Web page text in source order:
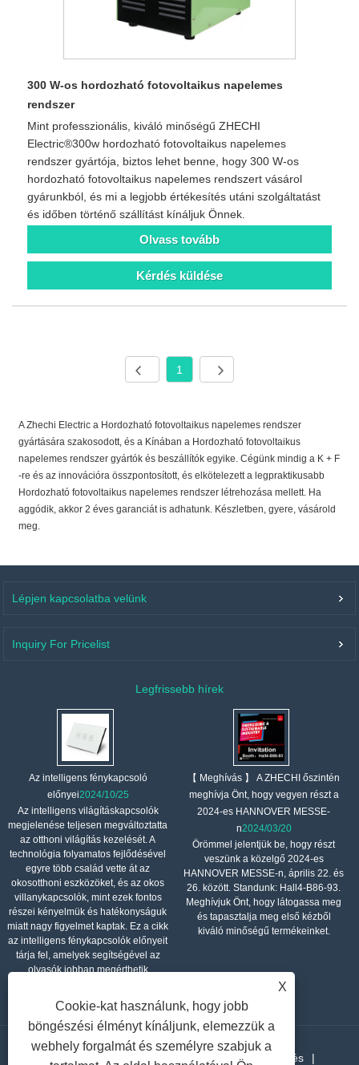
300 W-os hordozható fotovoltaikus napelemes
rendszer
Mint professzionális, kiváló minőségű ZHECHI
Electric®300w hordozható fotovoltaikus napelemes
rendszer gyártója, biztos lehet benne, hogy 300 W-os
hordozható fotovoltaikus napelemes rendszert vásárol
gyárunkból, és mi a legjobb értékesítés utáni szolgáltatást
és időben történő szállítást kínáljuk Önnek.
Olvass tovább
Kérdés küldése
1
A Zhechi Electric a Hordozható fotovoltaikus napelemes rendszer
gyártására szakosodott, és a Kínában a Hordozható fotovoltaikus
napelemes rendszer gyártók és beszállítók egyike. Cégünk mindig a K + F
-re és az innovációra összpontosított, és elkötelezett a legpraktikusabb
Hordozható fotovoltaikus napelemes rendszer létrehozása mellett. Ha
aggódik, akkor 2 éves garanciát is adhatunk. Készletben, gyere, vásárold
meg.
Lépjen kapcsolatba velünk
Inquiry For Pricelist
Legfrissebb hírek
Az intelligens fénykapcsoló
előnyei2024/10/25
Az intelligens világításkapcsolók
megjelenése teljesen megváltoztatta
az otthoni világítás kezelését. A
technológia folyamatos fejlődésével
egyre több család vette át az
okosotthoni eszközöket, és az okos
villanykapcsolók, mint ezek fontos
részei kényelmük és hatékonyságuk
miatt nagy figyelmet kaptak. Ez a cikk
az intelligens fénykapcsolók előnyeit
tárja fel, amelyek segítségével az
olvasók jobban megérthetik
【 Meghívás 】 A ZHECHI őszintén
meghívja Önt, hogy vegyen részt a
2024-es HANNOVER MESSE-
n2024/03/20
Örömmel jelentjük be, hogy részt
veszünk a közelgő 2024-es
HANNOVER MESSE-n, április 22. és
26. között. Standunk: Hall4-B86-93.
Meghívjuk Önt, hogy látogassa meg
és tapasztalja meg első kézből
kiváló minőségű termékeinket.
Termékek Hír Letöltés
X
Cookie-kat használunk, hogy jobb
böngészési élményt kínáljunk, elemezzük a
webhely forgalmát és személyre szabjuk a